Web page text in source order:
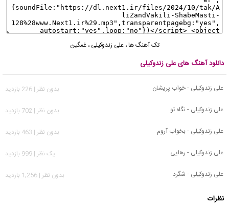
تک آهنگ ها،علی زندوکیلی ،غمگین
دانلود آهنگ های علی زندوکیلی
علی زندوکیلی - خواب پریشان
بدون نظر | 226 بازدید
علی زندوکیلی - نگاه تو
بدون نظر | 702 بازدید
علی زندوکیلی - بخواب آروم
بدون نظر | 463 بازدید
علی زندوکیلی - رهایی
يک نظر | 999 بازدید
علی زندوکیلی - شگرد
بدون نظر | 1,256 بازدید
نظرات